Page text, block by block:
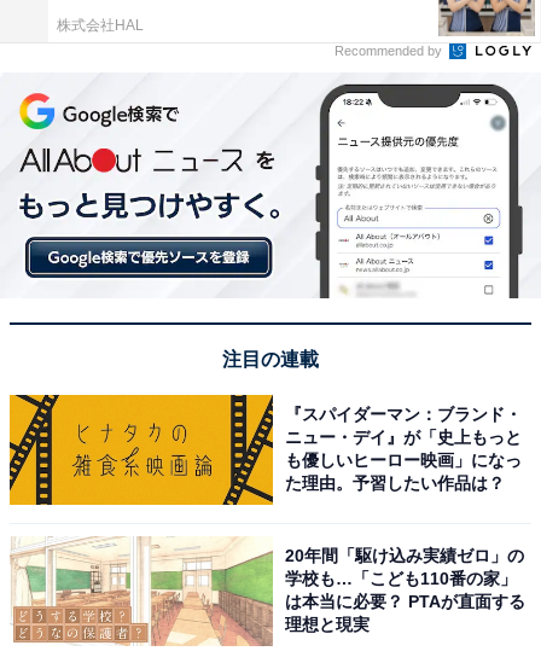
株式会社HAL
Recommended by
注目の連載
『スパイダーマン：ブランド・
ニュー・デイ』が「史上もっと
も優しいヒーロー映画」になっ
た理由。予習したい作品は？
20年間「駆け込み実績ゼロ」の
学校も…「こども110番の家」
は本当に必要？ PTAが直面する
理想と現実